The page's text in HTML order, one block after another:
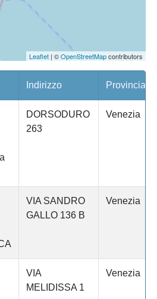
Leaflet| ©OpenStreetMapcontributors
Indirizzo Provincia
DORSODURO
263
Venezia
VIA SANDRO
GALLO 136 B
Venezia
VIA
MELIDISSA 1
Venezia